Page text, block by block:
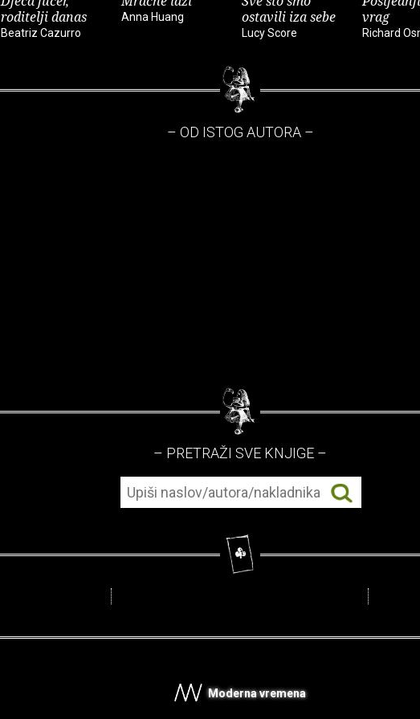
roditelji danas
Beatriz Cazurro
Anna Huang
ostavili iza sebe
Lucy Score
vrag
Richard
– OD ISTOG AUTORA –
– PRETRAŽI SVE KNJIGE –
Moderna vremena